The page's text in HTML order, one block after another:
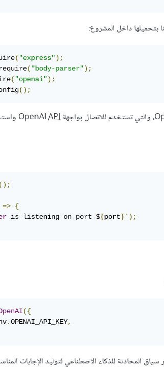
( "express");
( "body-parser");
( "openai");
();
API
();
=> {
is listening on port ${port}`);
({
.OPENAI_API_KEY,
المحادثة للذكاء الاصطناعي لتوليد الإجابات